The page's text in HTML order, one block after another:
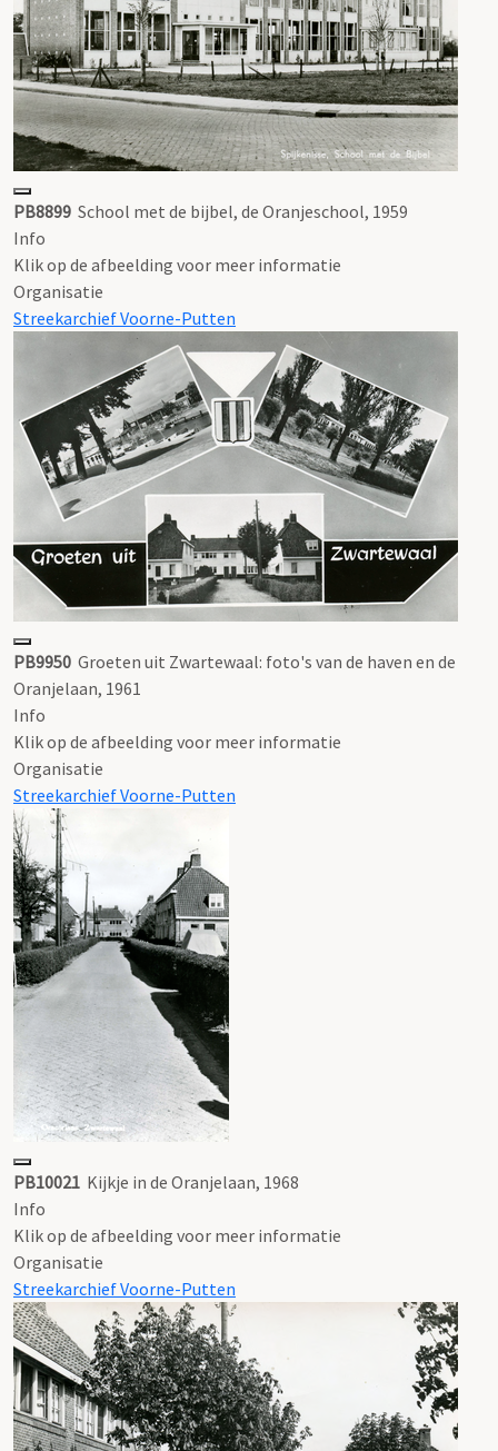
PB8899 School met de bijbel, de Oranjeschool, 1959
Info
Klik op de afbeelding voor meer informatie
Organisatie
Streekarchief Voorne-Putten
PB9950 Groeten uit Zwartewaal: foto's van de haven en de
Oranjelaan, 1961
Info
Klik op de afbeelding voor meer informatie
Organisatie
Streekarchief Voorne-Putten
PB10021 Kijkje in de Oranjelaan, 1968
Info
Klik op de afbeelding voor meer informatie
Organisatie
Streekarchief Voorne-Putten